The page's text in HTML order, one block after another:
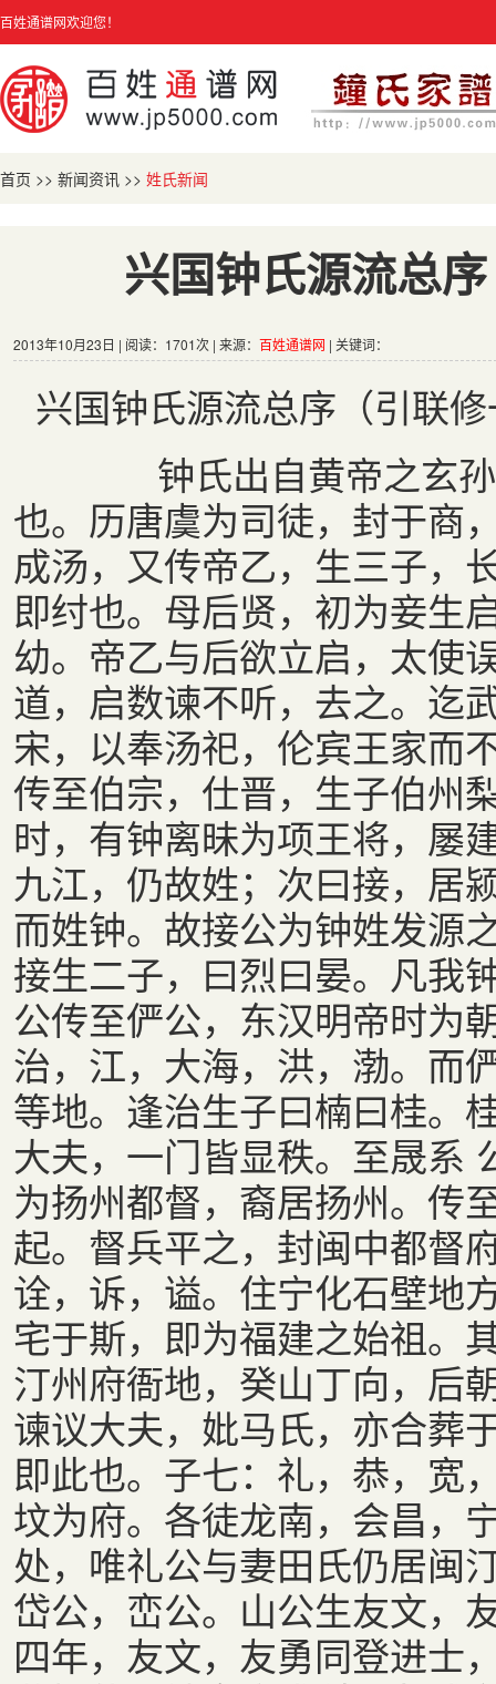
百姓通谱网欢迎您！
首页 >> 新闻资讯 >> 姓氏新闻
兴国钟氏源流总
2013年10月23日 | 阅读：1701次 | 来源： 百姓通谱网 | 关键词：
兴国钟氏源流总序（引联
钟氏出自黄帝之玄孙
也。历唐虞为司徒，封于商
成汤，又传帝乙，生三子，
即纣也。母后贤，初为妾生
幼。帝乙与后欲立启，太使
道，启数谏不听，去之。迄
宋，以奉汤祀，伦宾王家而
传至伯宗，仕晋，生子伯州
时，有钟离昧为项王将，屡
九江，仍故姓；次曰接，居
而姓钟。故接公为钟姓发源
接生二子，曰烈曰晏。凡我
公传至俨公，东汉明帝时为
治，江，大海，洪，渤。而
等地。逢治生子曰楠曰桂。
大夫，一门皆显秩。至晟系
为扬州都督，裔居扬州。传
起。督兵平之，封闽中都督
诠，诉，谥。住宁化石壁地
宅于斯，即为福建之始祖。
汀州府衙地，癸山丁向，后
谏议大夫，妣马氏，亦合葬
即此也。子七：礼，恭，宽
坟为府。各徒龙南，会昌，
处，唯礼公与妻田氏仍居闽
岱公，峦公。山公生友文，
四年，友文，友勇同登进士